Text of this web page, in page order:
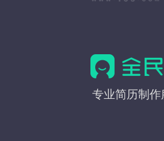
全
专业简历制